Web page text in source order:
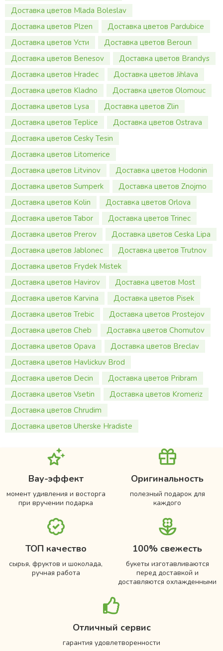
Доставка цветов Mlada Boleslav
Доставка цветов Plzen
Доставка цветов Pardubice
Доставка цветов Усти
Доставка цветов Beroun
Доставка цветов Benesov
Доставка цветов Brandys
Доставка цветов Hradec
Доставка цветов Jihlava
Доставка цветов Kladno
Доставка цветов Olomouc
Доставка цветов Lysa
Доставка цветов Zlin
Доставка цветов Teplice
Доставка цветов Ostrava
Доставка цветов Cesky Tesin
Доставка цветов Litomerice
Доставка цветов Litvinov
Доставка цветов Hodonin
Доставка цветов Sumperk
Доставка цветов Znojmo
Доставка цветов Kolin
Доставка цветов Orlova
Доставка цветов Tabor
Доставка цветов Trinec
Доставка цветов Prerov
Доставка цветов Ceska Lipa
Доставка цветов Jablonec
Доставка цветов Trutnov
Доставка цветов Frydek Mistek
Доставка цветов Havirov
Доставка цветов Most
Доставка цветов Karvina
Доставка цветов Pisek
Доставка цветов Trebic
Доставка цветов Prostejov
Доставка цветов Cheb
Доставка цветов Chomutov
Доставка цветов Opava
Доставка цветов Breclav
Доставка цветов Havlickuv Brod
Доставка цветов Decin
Доставка цветов Pribram
Доставка цветов Vsetin
Доставка цветов Kromeriz
Доставка цветов Chrudim
Доставка цветов Uherske Hradiste
Вау-эффект
момент удивления и восторга
при вручении подарка
Оригинальность
полезный подарок для
каждого
ТОП качество
сырья, фруктов и шоколада,
ручная работа
100% свежесть
букеты изготавливаются
перед доставкой и
доставляются охлажденными
Отличный сервис
гарантия удовлетворенности